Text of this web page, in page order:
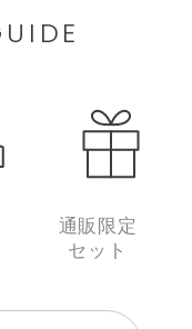
通販限定
セット